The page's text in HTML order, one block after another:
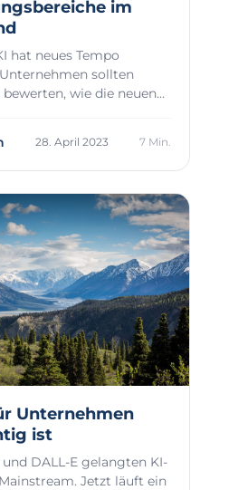
im
hat neues Tempo
sollten
wie die neuen
28. April 2023 7 Min.
Unternehmen
ist
und DALL-E gelangten KI-
Jetzt läuft ein